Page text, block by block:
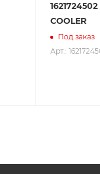
1621724502
COOLER
Под заказ
Арт.: